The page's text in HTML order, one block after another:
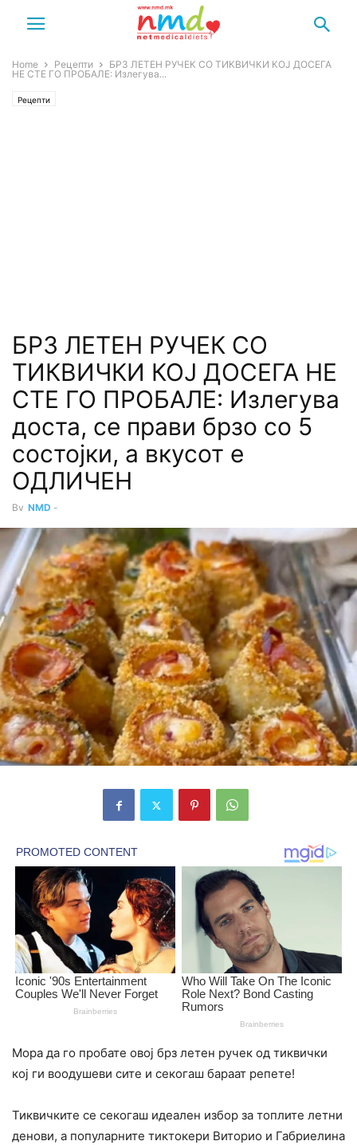
Home Рецепти
БРЗ ЛЕТЕН РУЧЕК СО ТИКВИЧКИ КОЈ ДОСЕГА
НЕ СТЕ ГО ПРОБАЛЕ: Излегува...
Рецепти
БРЗ ЛЕТЕН РУЧЕК СО
ТИКВИЧКИ КОЈ ДОСЕГА НЕ
СТЕ ГО ПРОБАЛЕ: Излегува
доста, се прави брзо со 5
состојки, а вкусот е
ОДЛИЧЕН
By NMD -
Мора да го пробате овој брз летен ручек од тиквички
кој ги воодушеви сите и секогаш бараат репете!
Тиквичките се секогаш идеален избор за топлите летни
денови, а популарните тиктокери Виторио и Габриелина